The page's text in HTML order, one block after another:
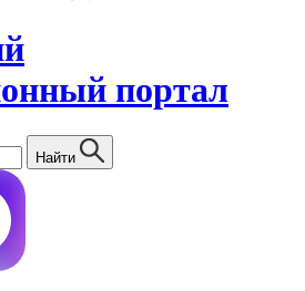
портал
Найти